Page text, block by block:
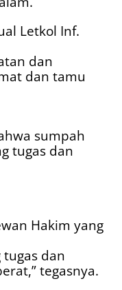
Letkol Inf.
dan
dan tamu
sumpah
tugas dan
Hakim yang
dan
tegasnya.